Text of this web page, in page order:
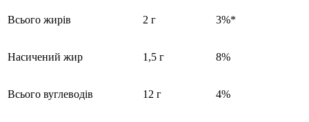
Всього жирів 2 г 3%*
Насичений жир 1,5 г 8%
Всього вуглеводів 12 г 4%